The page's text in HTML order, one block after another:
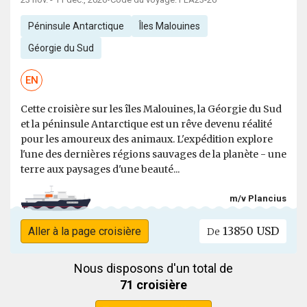
Péninsule Antarctique Îles Malouines
Géorgie du Sud
EN
Cette croisière sur les îles Malouines, la Géorgie du Sud
et la péninsule Antarctique est un rêve devenu réalité
pour les amoureux des animaux. L'expédition explore
l'une des dernières régions sauvages de la planète - une
terre aux paysages d'une beauté...
m/v Plancius
Aller à la page croisière De 13850 USD
Nous disposons d'un total de
71 croisière